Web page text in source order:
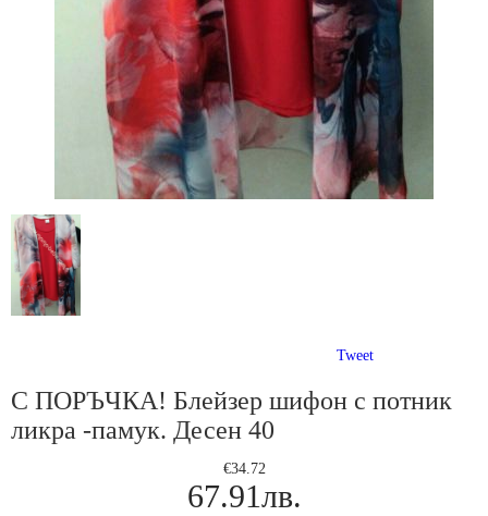
Tweet
С ПОРЪЧКА! Блейзер шифон с потник
ликра -памук. Десен 40
€34.72
67.91лв.